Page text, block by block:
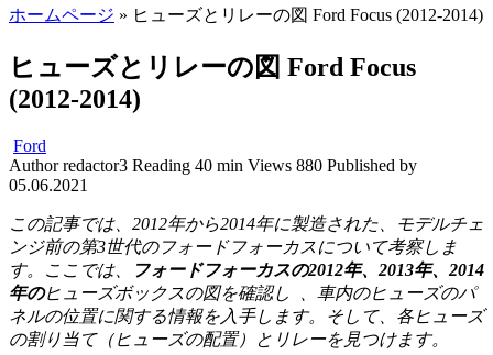
ホームページ » ヒューズとリレーの図 Ford Focus (2012-2014)
ヒューズとリレーの図 Ford Focus
(2012-2014)
Ford
Author redactor3 Reading 40 min Views 880 Published by
05.06.2021
この記事では、2012年から2014年に製造された、モデルチェ
ンジ前の第3世代のフォードフォーカスについて考察しま
す。ここでは、
フォードフォーカスの2012年、2013年、2014
年のヒューズボックスの図を確認し
、車内のヒューズのパ
ネルの位置に関する情報を入手します。そして、各ヒューズ
の割り当て（ヒューズの配置）とリレーを見つけます。